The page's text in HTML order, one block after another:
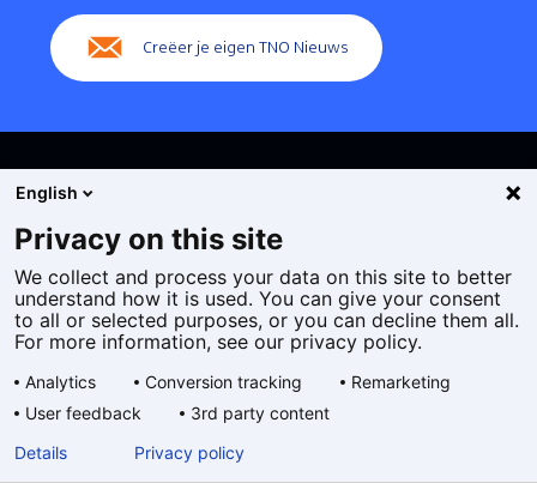
Creëer je eigen TNO Nieuws
Cookies
Privacy statement
Toegankelijkheid
Algemene voorwaarden
taal:
English
Privacy on this site
We collect and process your data on this site to better
understand how it is used. You can give your consent
to all or selected purposes, or you can decline them all.
For more information, see our privacy policy.
Analytics Conversion tracking
Remarketing
User feedback
3rd party content
Details
Privacy policy